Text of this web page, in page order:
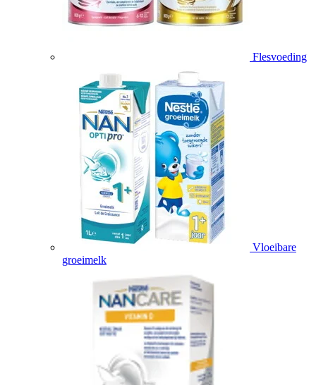
Flesvoeding
Vloeibare
groeimelk